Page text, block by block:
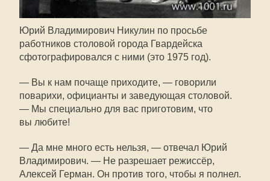
Юрий Владимирович Никулин по просьбе
работников столовой города Гвардейска
сфотографировался с ними (это 1975 год).
— Вы к нам почаще приходите, — говорили
поварихи, официанты и заведующая столовой.
— Мы специально для вас приготовим, что
вы любите!
— Да мне много есть нельзя, — отвечал Юрий
Владимирович. — Не разрешает режиссёр,
Алексей Герман. Он против того, чтобы я полнел.